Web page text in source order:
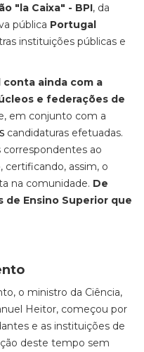
"la Caixa" - BPI, da
pública Portugal
instituições públicas e
ainda com a
e federações de
em conjunto com a
candidaturas efetuadas.
correspondentes ao
certificando, assim, o
na comunidade. De
Ensino Superior que
o ministro da Ciência,
Heitor, começou por
e as instituições de
deste tempo sem